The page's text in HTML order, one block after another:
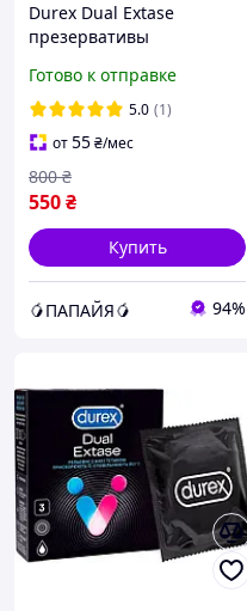
Durex Dual Extase
презервативы
рельефные с рёбрами и
точками и анестетиком
силиконовая смазка 12шт
Готово к отправке
5.0 (1)
от55₴/мес
550₴
800 ₴
Купить
🥭ПАПАЙЯ🥭 94%